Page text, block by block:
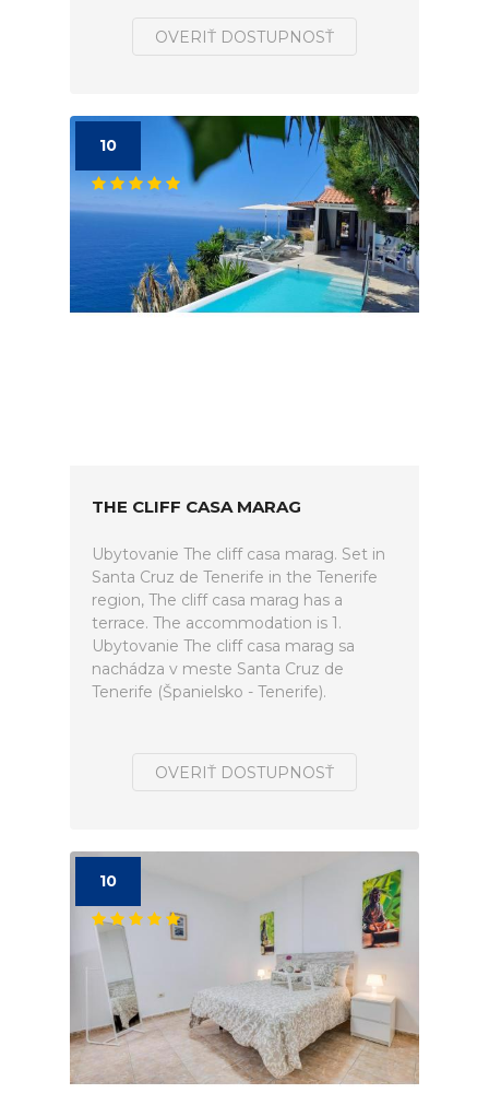
OVERIŤ DOSTUPNOSŤ
10
THE CLIFF CASA MARAG
Ubytovanie The cliff casa marag. Set in
Santa Cruz de Tenerife in the Tenerife
region, The cliff casa marag has a
terrace. The accommodation is 1.
Ubytovanie The cliff casa marag sa
nachádza v meste Santa Cruz de
Tenerife (Španielsko - Tenerife).
OVERIŤ DOSTUPNOSŤ
10